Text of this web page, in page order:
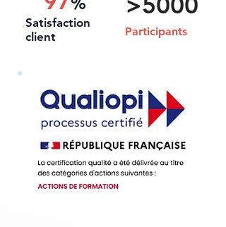
Satisfaction
client
Participants